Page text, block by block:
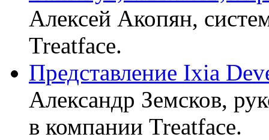
Алексей Акопян,
Treatface.
Представление Ixia
Александр Земсков,
в компании Treatface.